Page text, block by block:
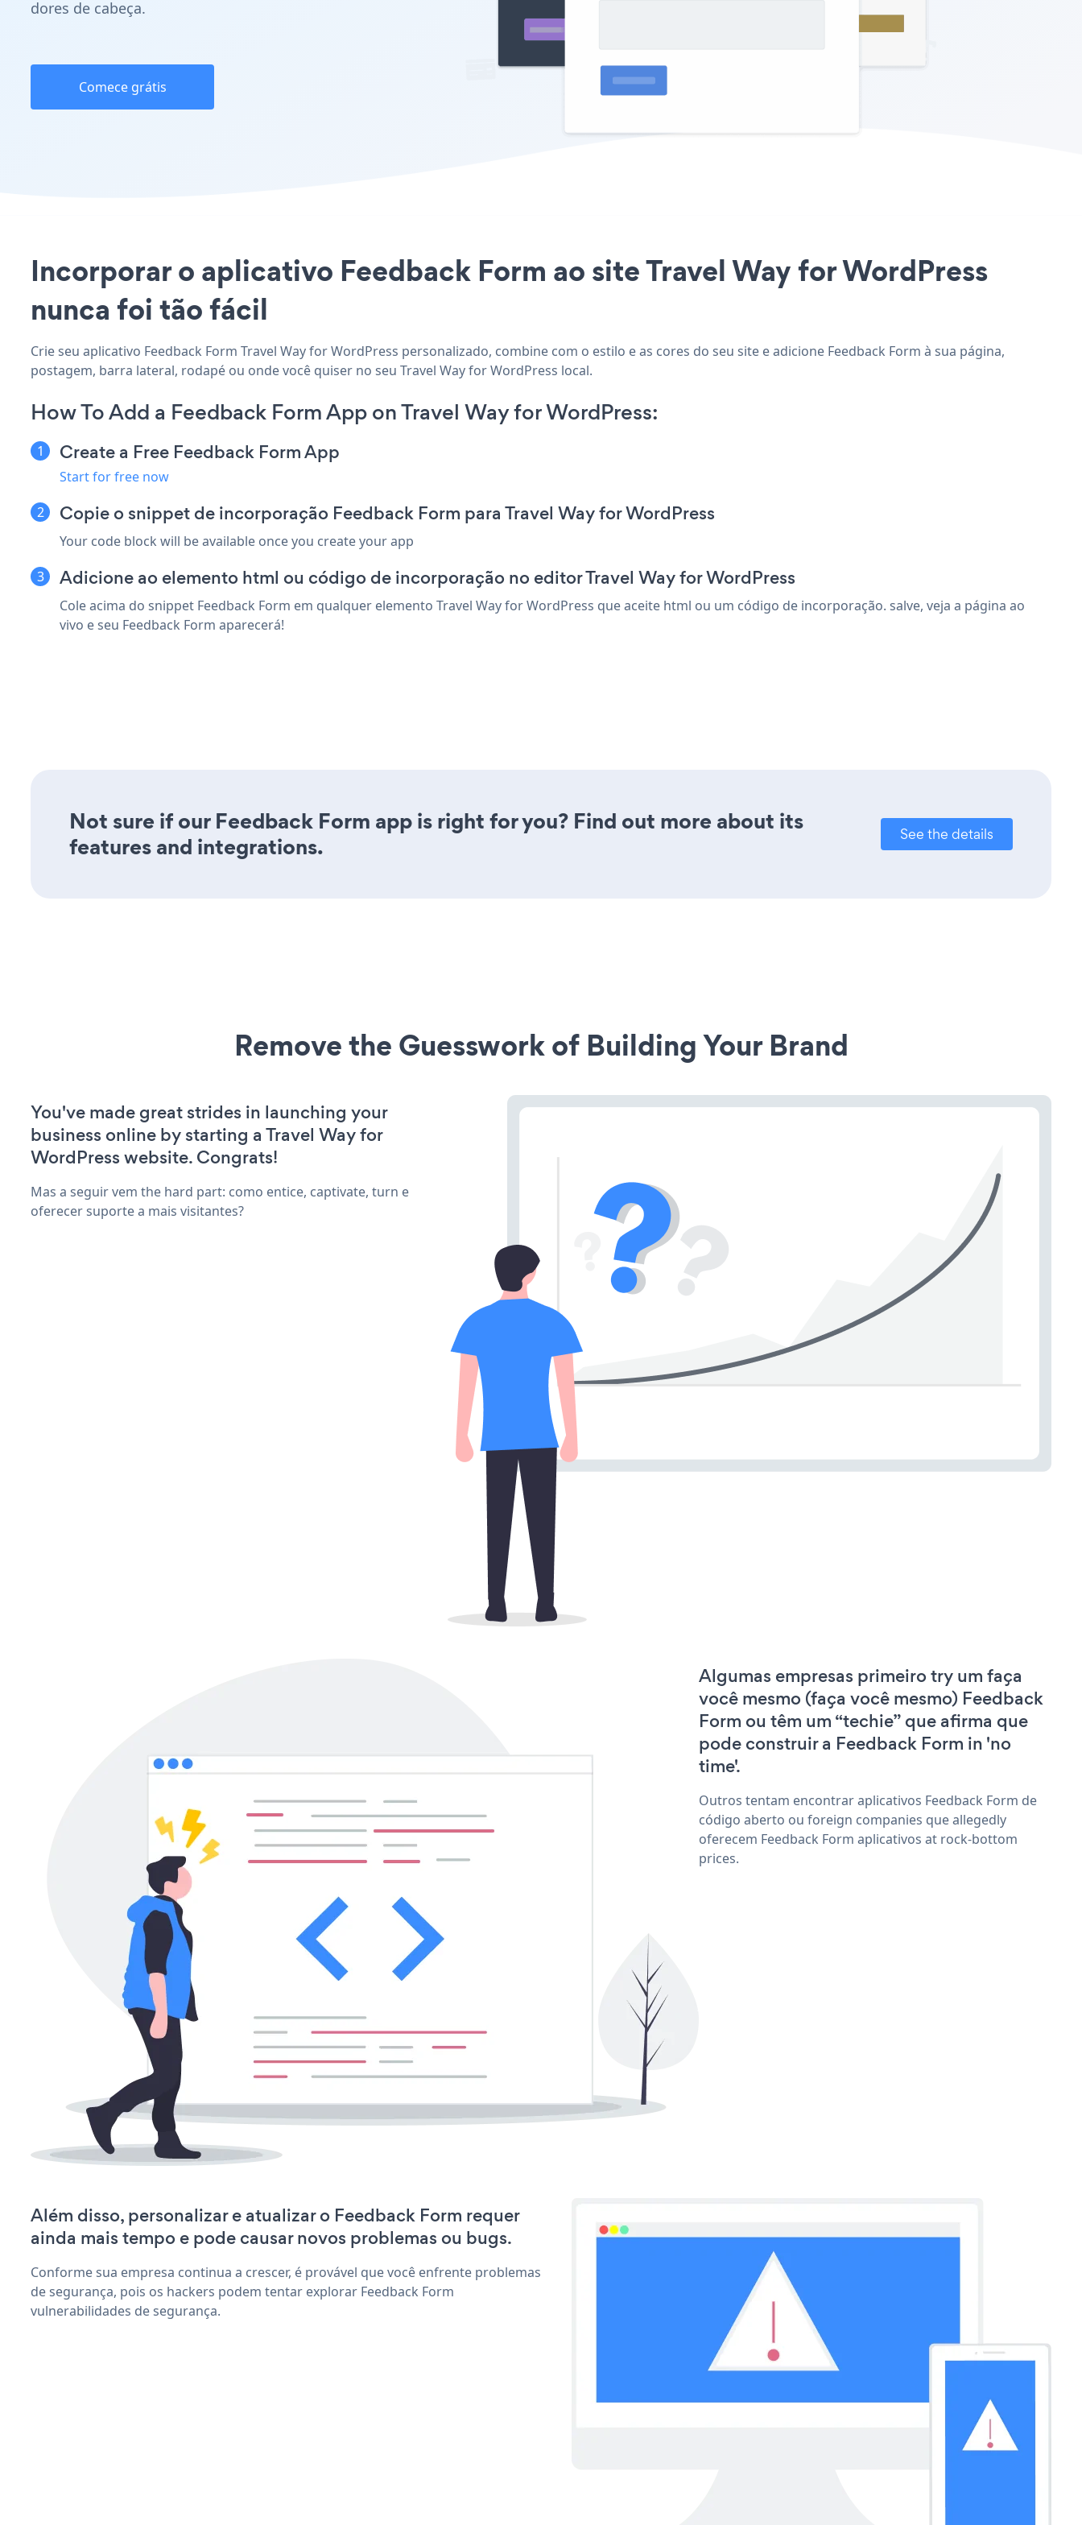
dores de cabeça.
Comece grátis
Incorporar o aplicativo Feedback Form ao site Travel Way for WordPress
nunca foi tão fácil
Crie seu aplicativo Feedback Form Travel Way for WordPress personalizado, combine com o estilo e as cores do seu site e adicione Feedback Form à sua página,
postagem, barra lateral, rodapé ou onde você quiser no seu Travel Way for WordPress local.
How To Add a Feedback Form App on Travel Way for WordPress:
Create a Free Feedback Form App
Start for free now
Copie o snippet de incorporação Feedback Form para Travel Way for WordPress
Your code block will be available once you create your app
Adicione ao elemento html ou código de incorporação no editor Travel Way for WordPress
Cole acima do snippet Feedback Form em qualquer elemento Travel Way for WordPress que aceite html ou um código de incorporação. salve, veja a página ao
vivo e seu Feedback Form aparecerá!
Not sure if our Feedback Form app is right for you? Find out more about its
features and integrations.
See the details
Remove the Guesswork of Building Your Brand
You've made great strides in launching your
business online by starting a Travel Way for
WordPress website. Congrats!
Mas a seguir vem the hard part: como entice, captivate, turn e
oferecer suporte a mais visitantes?
Algumas empresas primeiro try um faça
você mesmo (faça você mesmo) Feedback
Form ou têm um “techie” que afirma que
pode construir a Feedback Form in 'no
time'.
Outros tentam encontrar aplicativos Feedback Form de
código aberto ou foreign companies que allegedly
oferecem Feedback Form aplicativos at rock-bottom
prices.
Além disso, personalizar e atualizar o Feedback Form requer
ainda mais tempo e pode causar novos problemas ou bugs.
Conforme sua empresa continua a crescer, é provável que você enfrente problemas
de segurança, pois os hackers podem tentar explorar Feedback Form
vulnerabilidades de segurança.